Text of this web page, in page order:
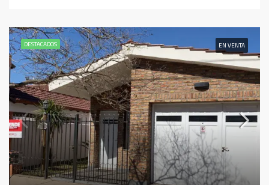
DESTACADOS EN VENTA